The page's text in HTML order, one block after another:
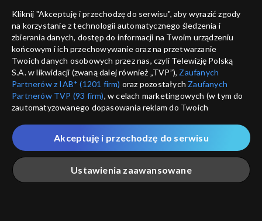
Wszystko o kulturze
22.01.2012, 22:30
Wszystko o kulturze
29.01.2012, 22:35
Wszystko o kulturze
05.02.2012, 22:30
Wszystko o kulturze
12.02.2012, 22:30
Kliknij "Akceptuję i przechodzę do serwisu", aby wyrazić zgody
na korzystanie z technologii automatycznego śledzenia i
zbierania danych, dostęp do informacji na Twoim urządzeniu
końcowym i ich przechowywanie oraz na przetwarzanie
Twoich danych osobowych przez nas, czyli Telewizję Polską
S.A. w likwidacji (zwaną dalej również „TVP”), Zaufanych
Partnerów z IAB* (1201 firm) oraz pozostałych Zaufanych
Partnerów TVP (93 firm), w celach marketingowych (w tym do
zautomatyzowanego dopasowania reklam do Twoich
które wskazujemy poniżej, a także zgody na udostępnianie
przez nas identyfikatora PPID do Google.
Twoje dane osobowe zbierane podczas odwiedzania przez
Ciebie naszych
poszczególnych serwisówzwanych dalej
„Portalem”, w tym informacje zapisywane za pomocą
Ustawienia zaawansowane
Akceptuję i przechodzę do serwisu